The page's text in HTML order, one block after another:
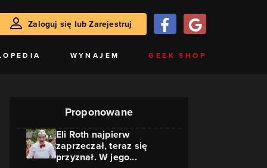
Zaloguj się lub Zarejestruj
WYNAJEM GEEK SHOP
Proponowane
Eli Roth najpierw
zaprzeczał, teraz się
przyznał. W jego...